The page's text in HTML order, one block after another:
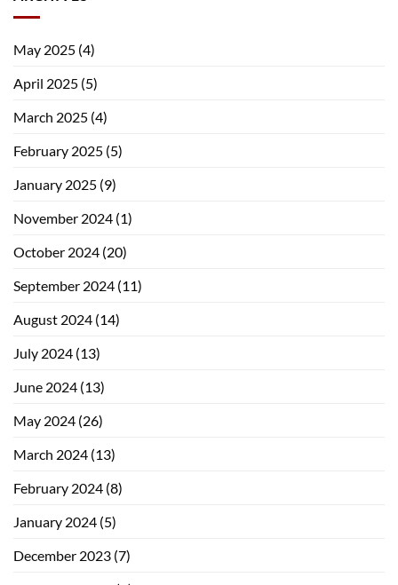
May 2025 (4)
April 2025 (5)
March 2025 (4)
February 2025 (5)
January 2025 (9)
November 2024 (1)
October 2024 (20)
September 2024 (11)
August 2024 (14)
July 2024 (13)
June 2024 (13)
May 2024 (26)
March 2024 (13)
February 2024 (8)
January 2024 (5)
December 2023 (7)